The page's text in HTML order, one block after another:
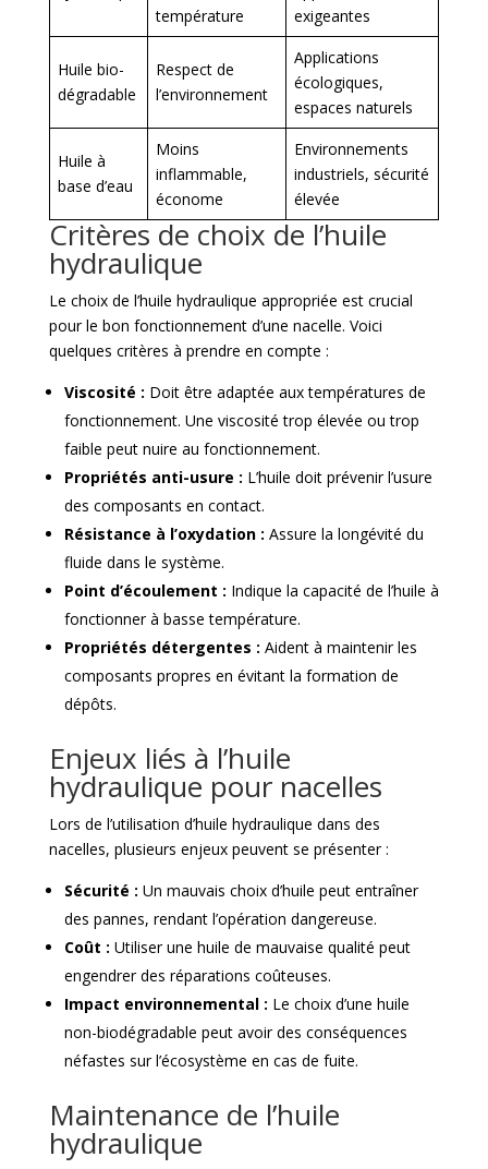
température
exigeantes
Huile bio-
dégradable
Respect de
l’environnement
Applications
écologiques,
espaces naturels
Huile à
base d’eau
Moins
inflammable,
économe
Environnements
industriels, sécurité
élevée
Critères de choix de l’huile
hydraulique
Le choix de l’huile hydraulique appropriée est crucial
pour le bon fonctionnement d’une nacelle. Voici
quelques critères à prendre en compte :
Viscosité : Doit être adaptée aux températures de
fonctionnement. Une viscosité trop élevée ou trop
faible peut nuire au fonctionnement.
Propriétés anti-usure : L’huile doit prévenir l’usure
des composants en contact.
Résistance à l’oxydation : Assure la longévité du
fluide dans le système.
Point d’écoulement : Indique la capacité de l’huile à
fonctionner à basse température.
Propriétés détergentes : Aident à maintenir les
composants propres en évitant la formation de
dépôts.
Enjeux liés à l’huile
hydraulique pour nacelles
Lors de l’utilisation d’huile hydraulique dans des
nacelles, plusieurs enjeux peuvent se présenter :
Sécurité : Un mauvais choix d’huile peut entraîner
des pannes, rendant l’opération dangereuse.
Coût : Utiliser une huile de mauvaise qualité peut
engendrer des réparations coûteuses.
Impact environnemental : Le choix d’une huile
non-biodégradable peut avoir des conséquences
néfastes sur l’écosystème en cas de fuite.
Maintenance de l’huile
hydraulique